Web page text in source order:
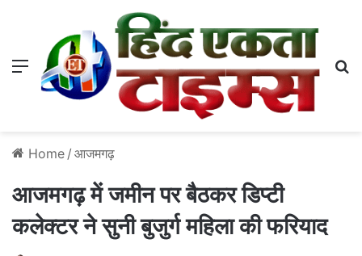
Menu
Home / आजमगढ़
आजमगढ़ में जमीन पर बैठकर डिप्टी
कलेक्टर ने सुनी बुजुर्ग महिला की फरियाद